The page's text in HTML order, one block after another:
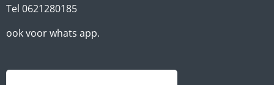
Tel 0621280185
ook voor whats app.